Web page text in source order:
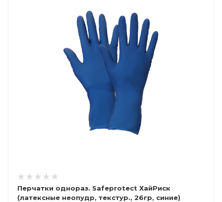
Перчатки однораз. Safeprotect ХайРиск
(латексные неопудр, текстур., 26гр, синие)